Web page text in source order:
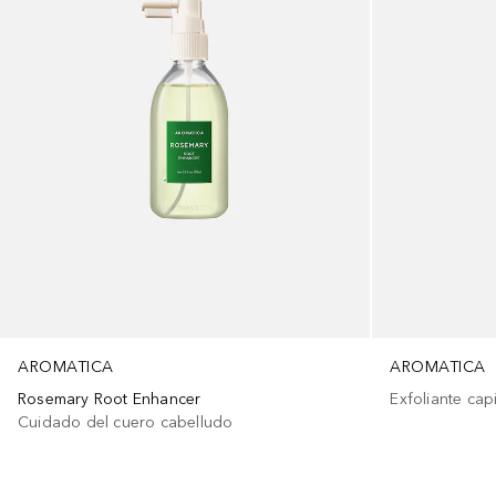
AROMATICA
Rosemary Root Enhancer
Cuidado del cuero cabelludo
AROMATICA
Exfoliante